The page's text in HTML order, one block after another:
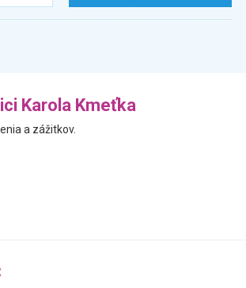
Karola Kmeťka
a zážitkov.